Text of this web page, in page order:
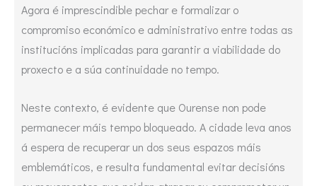
Agora é imprescindible pechar e formalizar o
compromiso económico e administrativo entre todas as
institucións implicadas para garantir a viabilidade do
proxecto e a súa continuidade no tempo.
Neste contexto, é evidente que Ourense non pode
permanecer máis tempo bloqueado. A cidade leva anos
á espera de recuperar un dos seus espazos máis
emblemáticos, e resulta fundamental evitar decisións